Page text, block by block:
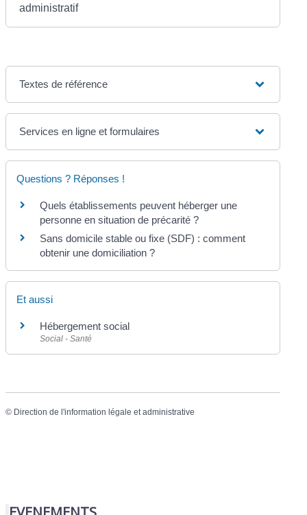
administratif
Textes de référence
Services en ligne et formulaires
Questions ? Réponses !
Quels établissements peuvent héberger une
personne en situation de précarité ?
Sans domicile stable ou fixe (SDF) : comment
obtenir une domiciliation ?
Et aussi
Hébergement social
Social - Santé
© Direction de l'information légale et administrative